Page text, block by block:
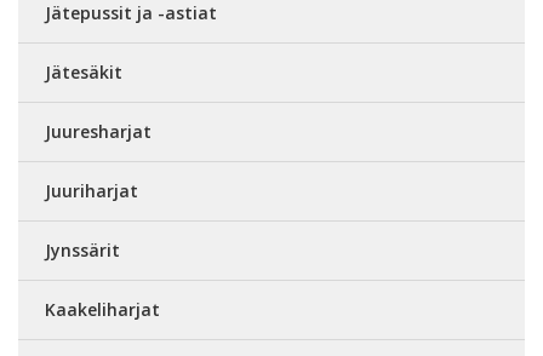
Jätepussit ja -astiat
Jätesäkit
Juuresharjat
Juuriharjat
Jynssärit
Kaakeliharjat